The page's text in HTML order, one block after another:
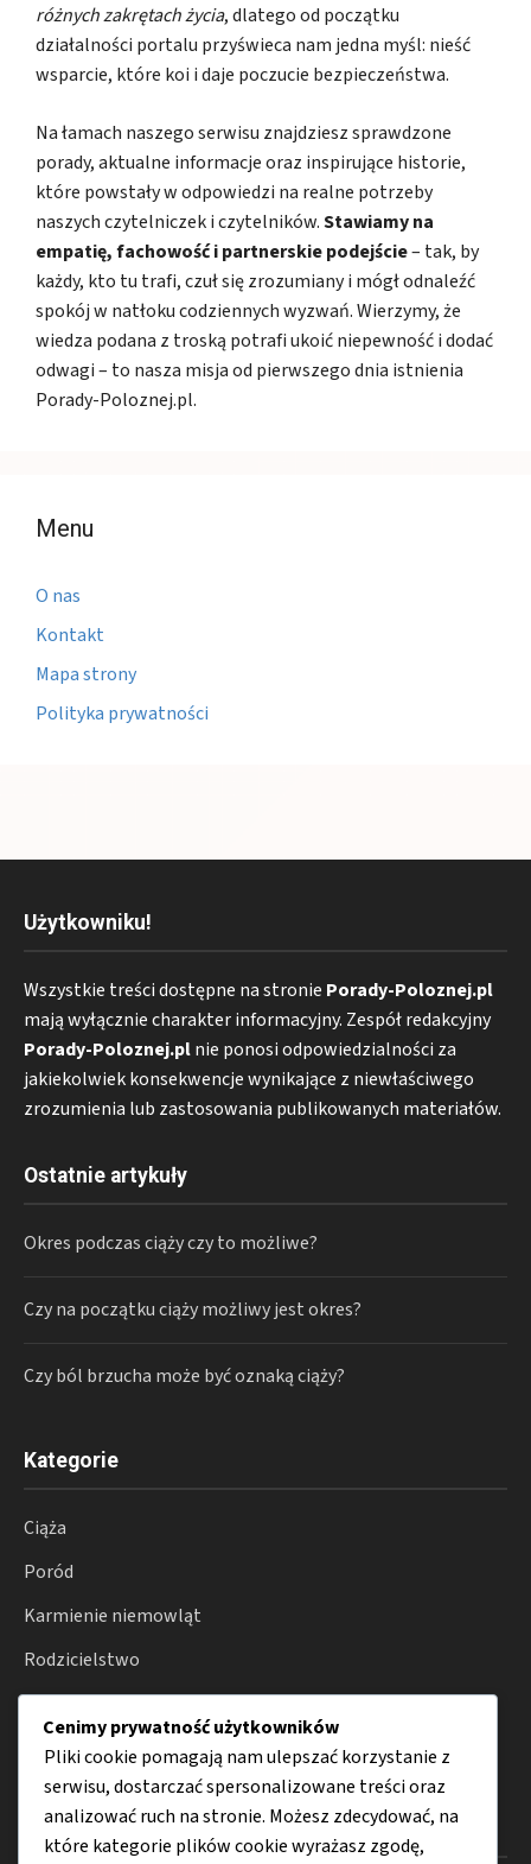
różnych zakrętach życia, dlatego od początku
działalności portalu przyświeca nam jedna myśl: nieść
wsparcie, które koi i daje poczucie bezpieczeństwa.
Na łamach naszego serwisu znajdziesz sprawdzone
porady, aktualne informacje oraz inspirujące historie,
które powstały w odpowiedzi na realne potrzeby
naszych czytelniczek i czytelników.Stawiamy na
empatię, fachowość i partnerskie podejście– tak, by
każdy, kto tu trafi, czuł się zrozumiany i mógł odnaleźć
spokój w natłoku codziennych wyzwań. Wierzymy, że
wiedza podana z troską potrafi ukoić niepewność i dodać
odwagi – to nasza misja od pierwszego dnia istnienia
Porady-Poloznej.pl.
Menu
O nas
Kontakt
Mapa strony
Polityka prywatności
Użytkowniku!
Wszystkie treści dostępne na stronie Porady-Poloznej.pl
mają wyłącznie charakter informacyjny. Zespół redakcyjny
Porady-Poloznej.plnie ponosi odpowiedzialności za
jakiekolwiek konsekwencje wynikające z niewłaściwego
zrozumienia lub zastosowania publikowanych materiałów.
Ostatnie artykuły
Okres podczas ciąży czy to możliwe?
Czy na początku ciąży możliwy jest okres?
Czy ból brzucha może być oznaką ciąży?
Kategorie
Ciąża
Poród
Karmienie niemowląt
Rodzicielstwo
Zdrowie
Porady
Menu
Cenimy prywatność użytkowników
Pliki cookie pomagają nam ulepszać korzystanie z
serwisu, dostarczać spersonalizowane treści oraz
analizować ruch na stronie. Możesz zdecydować, na
które kategorie plików cookie wyrażasz zgodę,